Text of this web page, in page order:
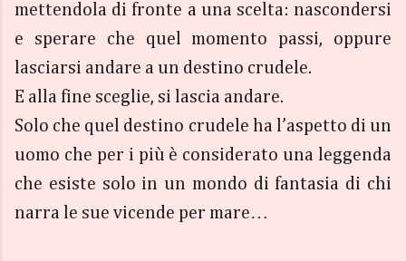
mettendola di fronte a una scelta: nascondersi
e sperare che quel momento passi, oppure
lasciarsi andare a un destino crudele.
E alla fine sceglie, si lascia andare.
Solo che quel destino crudele ha l’aspetto di un
uomo che per i più è considerato una leggenda
che esiste solo in un mondo di fantasia di chi
narra le sue vicende per mare…